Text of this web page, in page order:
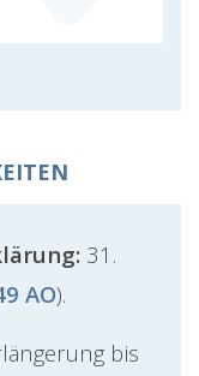
31.
AO).
bis